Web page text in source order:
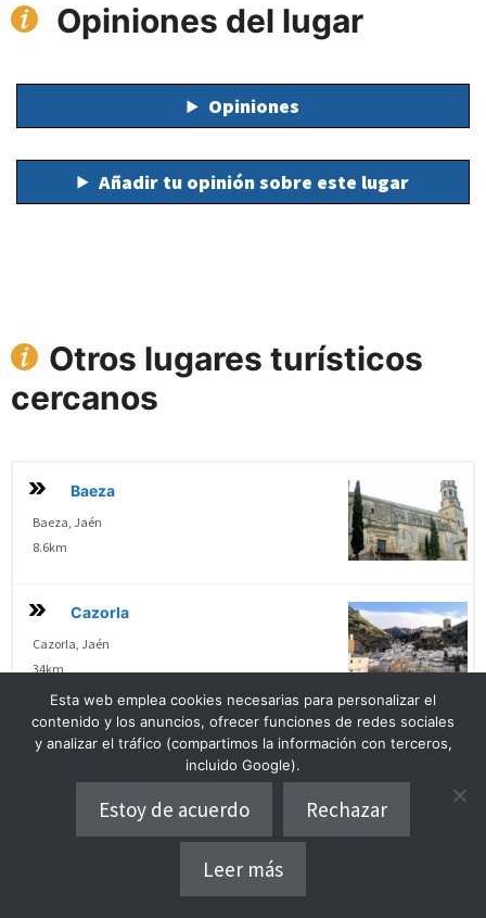
Opiniones del lugar
Opiniones
Añadir tu opinión sobre este lugar
Otros lugares turísticos
cercanos
Baeza
Baeza, Jaén
8.6km
Cazorla
Cazorla, Jaén
34km
La Iruela
Esta web emplea cookies necesarias para personalizar el
contenido y los anuncios, ofrecer funciones de redes sociales
y analizar el tráfico (compartimos la información con terceros,
incluido Google).
Estoy de acuerdo Rechazar
Leer más